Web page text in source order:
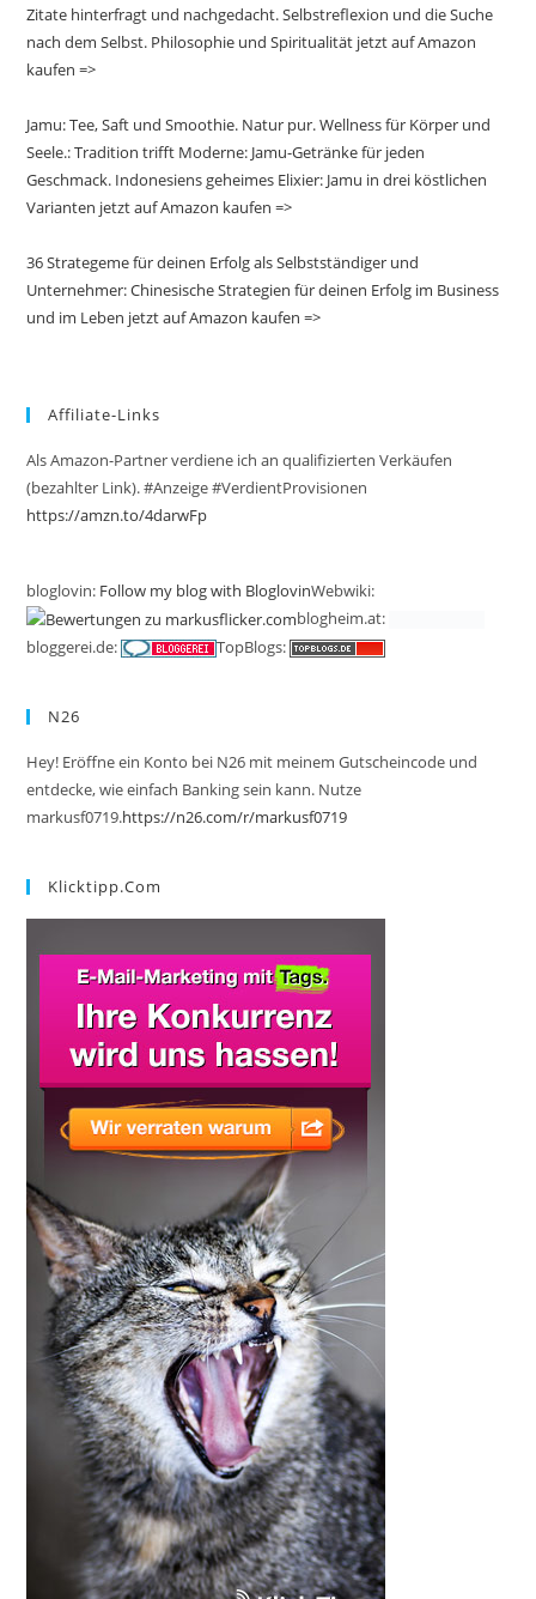
Zitate hinterfragt und nachgedacht. Selbstreflexion und die Suche
nach dem Selbst. Philosophie und Spiritualität jetzt auf Amazon
kaufen =>
Jamu: Tee, Saft und Smoothie. Natur pur. Wellness für Körper und
Seele.: Tradition trifft Moderne: Jamu-Getränke für jeden
Geschmack. Indonesiens geheimes Elixier: Jamu in drei köstlichen
Varianten jetzt auf Amazon kaufen =>
36 Strategeme für deinen Erfolg als Selbstständiger und
Unternehmer: Chinesische Strategien für deinen Erfolg im Business
und im Leben jetzt auf Amazon kaufen =>
Affiliate-Links
Als Amazon-Partner verdiene ich an qualifizierten Verkäufen
(bezahlter Link). #Anzeige #VerdientProvisionen
https://amzn.to/4darwFp
bloglovin: Follow my blog with BloglovinWebwiki:
blogheim.at:
bloggerei.de:
TopBlogs:
N26
Hey! Eröffne ein Konto bei N26 mit meinem Gutscheincode und
entdecke, wie einfach Banking sein kann. Nutze
markusf0719.https://n26.com/r/markusf0719
Klicktipp.com